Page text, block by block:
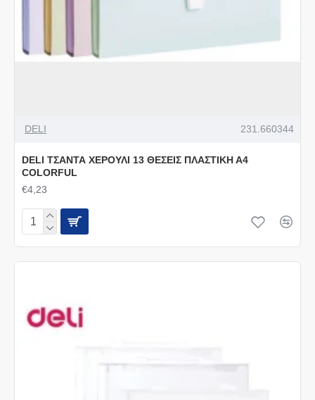
DELI 231.660344
DELI ΤΣΑΝΤΑ ΧΕΡΟΥΛΙ 13 ΘΕΣΕΙΣ ΠΛΑΣΤΙΚΗ Α4
COLORFUL
€4,23